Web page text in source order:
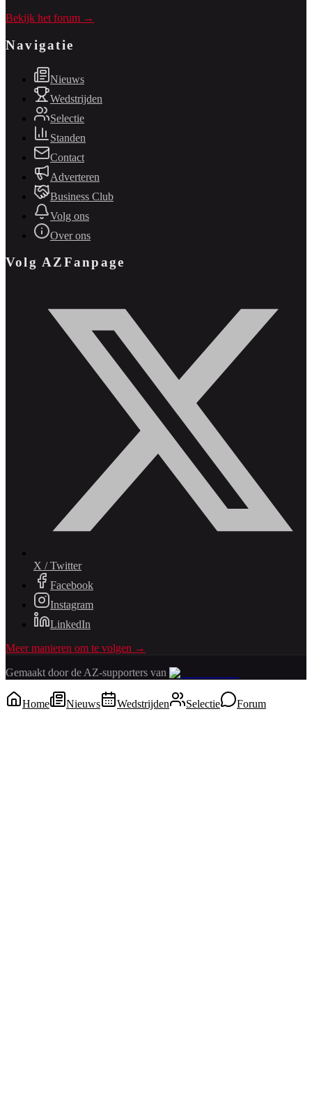
Bekijk het forum →
Navigatie
Nieuws
Wedstrijden
Selectie
Standen
Contact
Adverteren
Business Club
Volg ons
Over ons
Volg AZFanpage
X / Twitter
Facebook
Instagram
LinkedIn
Meer manieren om te volgen →
Gemaakt door de AZ-supporters van
Home Nieuws Wedstrijden Selectie Forum